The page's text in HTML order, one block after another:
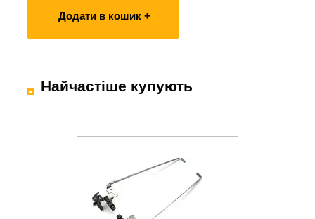
Додати в кошик +
Найчастіше купують